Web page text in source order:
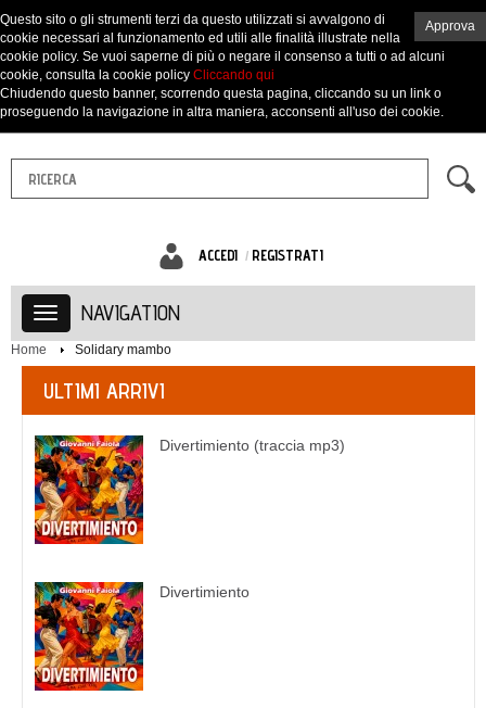
ACCEDI REGISTRATI
NAVIGATION
Home Solidary mambo
ULTIMI ARRIVI
Divertimiento (traccia mp3)
Divertimiento
Approva
Questo sito o gli strumenti terzi da questo utilizzati si avvalgono di
cookie necessari al funzionamento ed utili alle finalità illustrate nella
cookie policy. Se vuoi saperne di più o negare il consenso a tutti o ad alcuni
cookie, consulta la cookie policy Cliccando qui
Chiudendo questo banner, scorrendo questa pagina, cliccando su un link o
proseguendo la navigazione in altra maniera, acconsenti all'uso dei cookie.